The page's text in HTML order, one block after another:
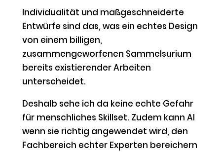
Individualität und maßgeschneiderte
Entwürfe sind das, was ein echtes Design
von einem billigen,
zusammengeworfenen Sammelsurium
bereits existierender Arbeiten
unterscheidet.
Deshalb sehe ich da keine echte Gefahr
für menschliches Skillset. Zudem kann AI
wenn sie richtig angewendet wird, den
Fachbereich echter Experten bereichern